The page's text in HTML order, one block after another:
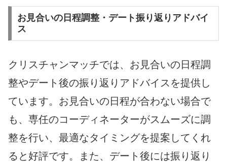
お見合いの日程調整・デート振り返りアドバイ
ス
クリスチャンマッチでは、お見合いの日程調
整やデート後の振り返りアドバイスを提供し
ています。お見合いの日程が合わない場合で
も、専任のコーディネーターがスムーズに調
整を行い、最適なタイミングを提案してくれ
ると好評です。また、デート後には振り返り